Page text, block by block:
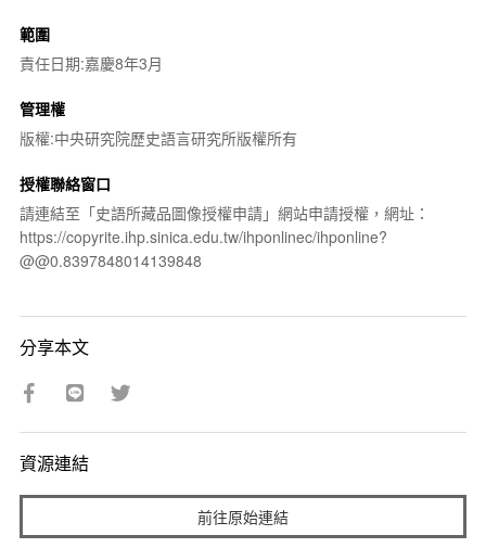
範圍
責任日期:嘉慶8年3月
管理權
版權:中央研究院歷史語言研究所版權所有
授權聯絡窗口
請連結至「史語所藏品圖像授權申請」網站申請授權，網址：
https://copyrite.ihp.sinica.edu.tw/ihponlinec/ihponline?
@@0.8397848014139848
分享本文
資源連結
前往原始連結